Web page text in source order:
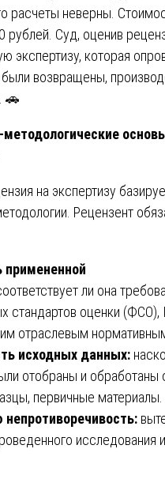
расчеты неверны.
рублей. Суд, оценив
экспертизу, которая
возвращены,
🚗
методологические
на экспертизу
Рецензент
примененной
ли она
стандартов оценки (ФСО),
отраслевым
исходных данных:
отобраны и обработаны
первичные материалы.
непротиворечивость:
исследования и